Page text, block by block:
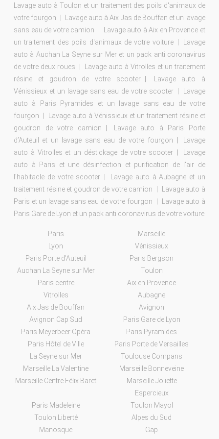
Lavage auto à Toulon et un traitement des poils d'animaux de
votre fourgon
Lavage auto à Aix Jas de Bouffan et un lavage
sans eau de votre camion
Lavage auto à Aix en Provence et
un traitement des poils d'animaux de votre voiture
Lavage
auto à Auchan La Seyne sur Mer et un pack anti coronavirus
de votre deux roues
Lavage auto à Vitrolles et un traitement
résine et goudron de votre scooter
Lavage auto à
Vénissieux et un lavage sans eau de votre scooter
Lavage
auto à Paris Pyramides et un lavage sans eau de votre
fourgon
Lavage auto à Vénissieux et un traitement résine et
goudron de votre camion
Lavage auto à Paris Porte
d’Auteuil et un lavage sans eau de votre fourgon
Lavage
auto à Vitrolles et un déstickage de votre scooter
Lavage
auto à Paris et une désinfection et purification de l'air de
l'habitacle de votre scooter
Lavage auto à Aubagne et un
traitement résine et goudron de votre camion
Lavage auto à
Paris et un lavage sans eau de votre fourgon
Lavage auto à
Paris Gare de Lyon et un pack anti coronavirus de votre voiture
Paris
Marseille
Lyon
Vénissieux
Paris Porte d’Auteuil
Paris Bergson
Auchan La Seyne sur Mer
Toulon
Paris centre
Aix en Provence
Vitrolles
Aubagne
Aix Jas de Bouffan
Avignon
Avignon Cap Sud
Paris Gare de Lyon
Paris Meyerbeer Opéra
Paris Pyramides
Paris Hôtel de Ville
Paris Porte de Versailles
La Seyne sur Mer
Toulouse Compans
Marseille La Valentine
Marseille Bonneveine
Marseille Centre Félix Baret
Marseille Joliette
Espercieux
Paris Madeleine
Toulon Mayol
Toulon Liberté
Alpes du Sud
Manosque
Gap